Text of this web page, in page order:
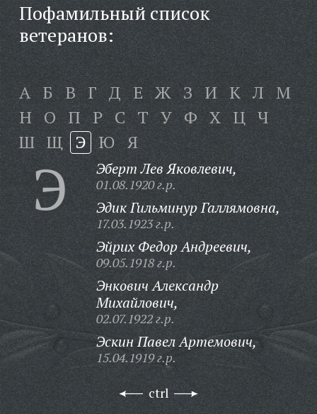
Пофамильный список
ветеранов:
А Б В Г Д Е Ж З И К Л М
Н О П Р С Т У Ф Х Ц Ч
Ш Щ Э Ю Я
Э Эберт Лев Яковлевич,
01.08.1920 г.р.
Эдик Гильминур Галлямовна,
17.03.1923 г.р.
Эйрих Федор Андреевич,
09.05.1918 г.р.
Энкович Александр
Михайлович,
02.07.1922 г.р.
Эскин Павел Артемович,
15.04.1919 г.р.
ctrl